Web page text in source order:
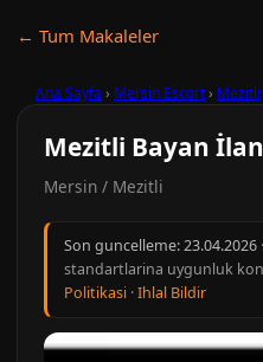
← Tum Makaleler
Ana Sayfa › Mersin Escort› Mezitli
Mezitli Bayan
Mersin / Mezitli
Son guncelleme:23.04.2026
standartlarina uygunluk
Politikasi ·Ihlal Bildir